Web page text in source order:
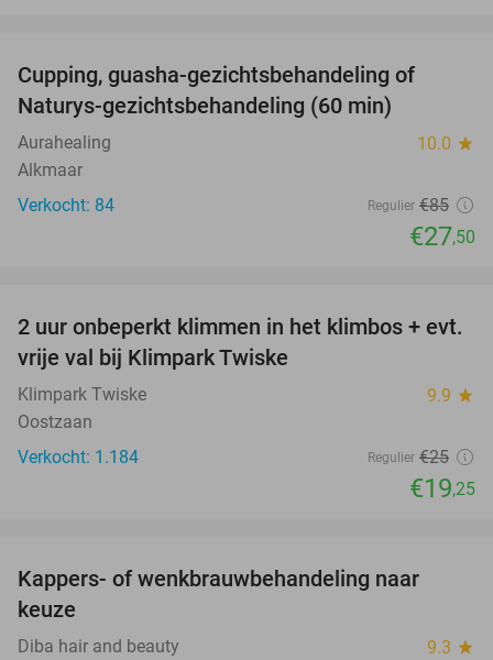
Cupping, guasha-gezichtsbehandeling of
Naturys-gezichtsbehandeling (60 min)
Aurahealing 10.0 star
Alkmaar
Verkocht: 84
Regulier €85
€27,50
23%
2 uur onbeperkt klimmen in het klimbos + evt.
vrije val bij Klimpark Twiske
Klimpark Twiske 9.9 star
Oostzaan
Verkocht: 1.184
Regulier €25
€19,25
Kappers- of wenkbrauwbehandeling naar
keuze
Diba hair and beauty 9.3 star